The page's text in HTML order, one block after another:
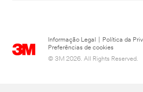
Informação Legal Política da
Preferências de cookies
© 3M 2026. All Rights Reserved.